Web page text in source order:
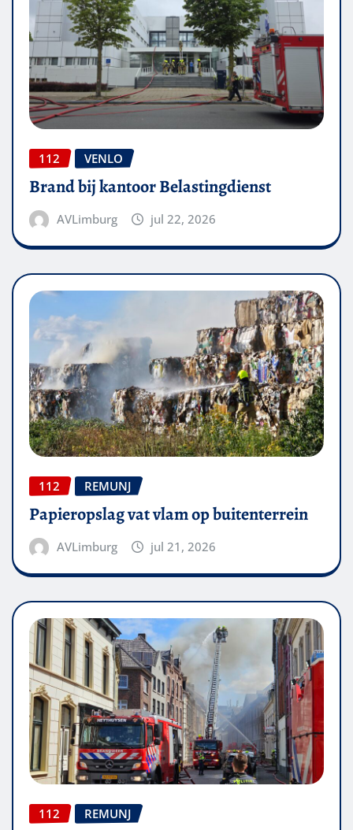
112 VENLO
Brand bij kantoor Belastingdienst
AVLimburg jul 22, 2026
112 REMUNJ
Papieropslag vat vlam op buitenterrein
AVLimburg jul 21, 2026
112 REMUNJ